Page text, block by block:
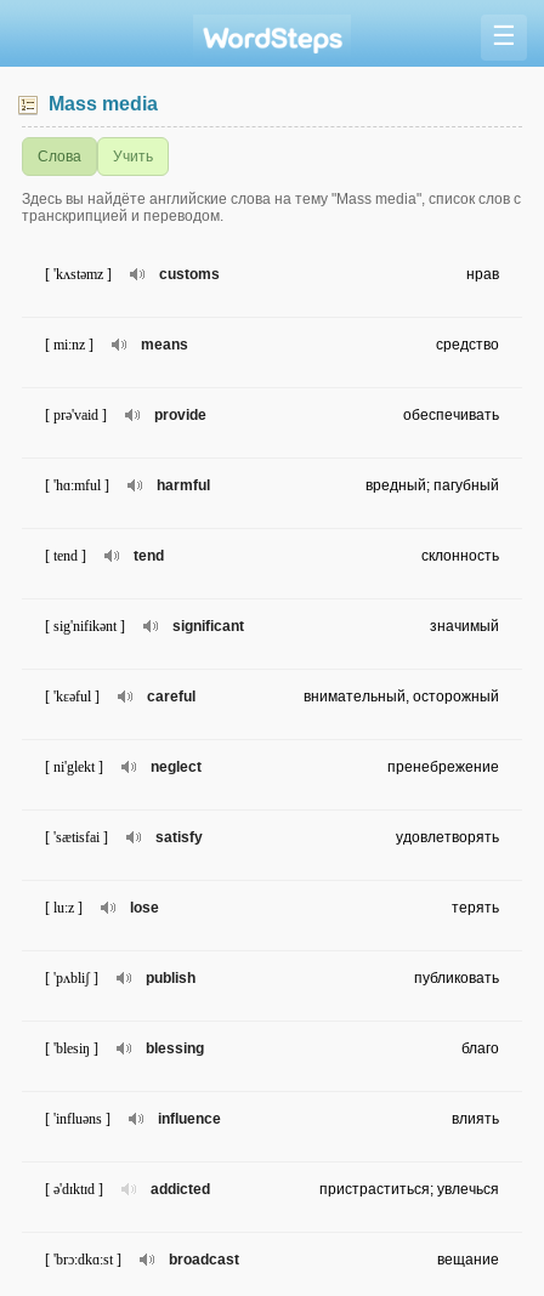
☰
Mass media
Слова Учить
Здесь вы найдёте английские слова на тему "Mass media", список слов с
транскрипцией и переводом.
customs
[ 'kʌstəmz ] нрав
means
[ mi:nz ] средство
provide
[ prə'vaid ] обеспечивать
harmful
[ 'hɑ:mful ] вредный; пагубный
tend
[ tend ] склонность
significant
[ sig'nifikənt ] значимый
careful
[ 'kɛəful ] внимательный, осторожный
neglect
[ ni'glekt ] пренебрежение
satisfy
[ 'sætisfai ] удовлетворять
lose
[ lu:z ] терять
publish
[ 'pʌbliʃ ] публиковать
blessing
[ 'blesiŋ ] благо
influence
[ 'influəns ] влиять
addicted
[ ə'dɪktɪd ] пристраститься; увлечься
broadcast
[ 'brɔ:dkɑ:st ] вещание